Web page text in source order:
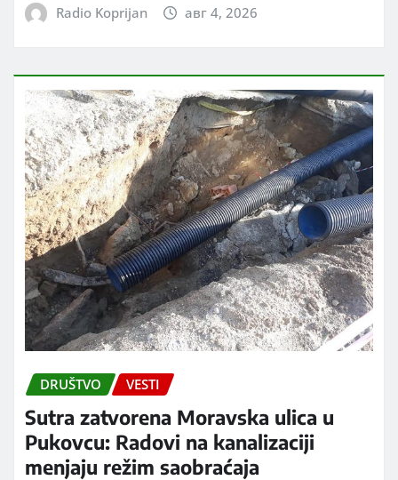
Radio Koprijan авг 4, 2026
DRUŠTVO VESTI
Sutra zatvorena Moravska ulica u
Pukovcu: Radovi na kanalizaciji
menjaju režim saobraćaja